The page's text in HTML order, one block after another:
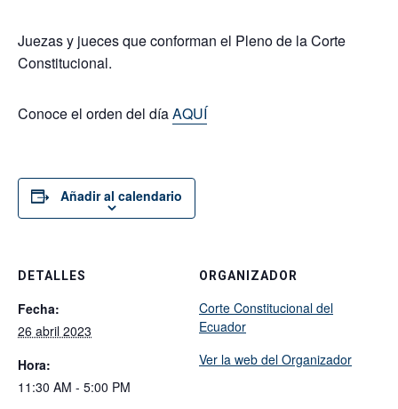
Juezas y jueces que conforman el Pleno de la Corte
Constitucional.
Conoce el orden del díaAQUÍ
Añadir al calendario
DETALLES
Fecha:
26 abril 2023
Hora:
11:30 AM - 5:00 PM
ORGANIZADOR
Corte Constitucional del
Ecuador
Ver la web del Organizador